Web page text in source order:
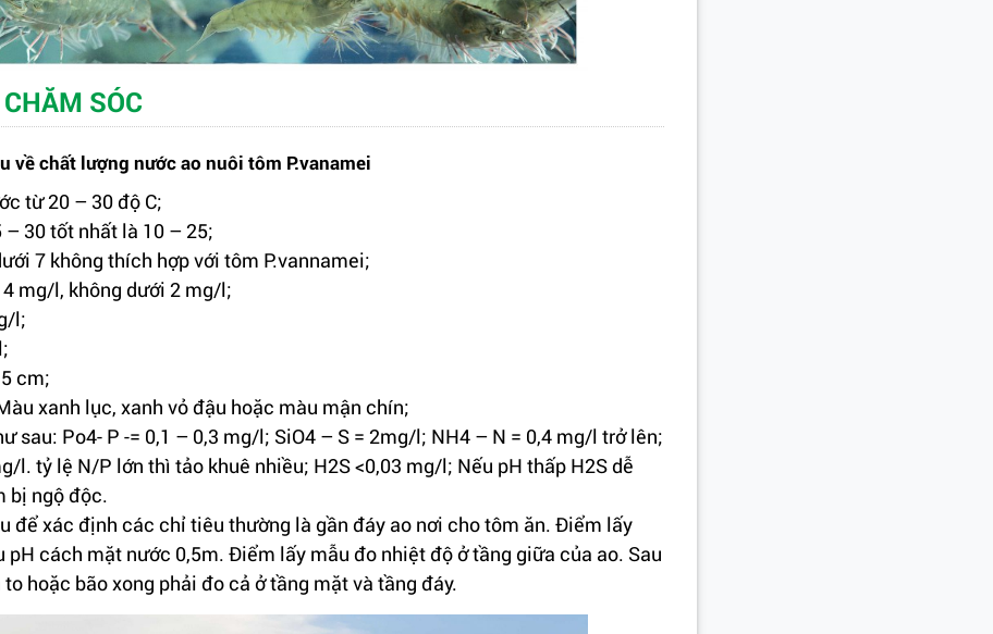
SÓC
về chất lượng nước ao nuôi tôm P.vanamei
từ 20 – 30 độ C;
30 tốt nhất là 10 – 25;
7 không thích hợp với tôm P.vannamei;
4 mg/l, không dưới 2 mg/l;
l;
cm;
xanh lục, xanh vỏ đậu hoặc màu mận chín;
sau: Po4- P -= 0,1 – 0,3 mg/l; SiO4 – S = 2mg/l; NH4 – N = 0,4 mg/l trở lên;
l. tỷ lệ N/P lớn thì tảo khuê nhiều; H2S <0,03 mg/l; Nếu pH thấp H2S dễ
bị ngộ độc.
để xác định các chỉ tiêu thường là gần đáy ao nơi cho tôm ăn. Ðiểm lấy
pH cách mặt nước 0,5m. Ðiểm lấy mẫu đo nhiệt độ ở tầng giữa của ao. Sau
hoặc bão xong phải đo cả ở tầng mặt và tầng đáy.